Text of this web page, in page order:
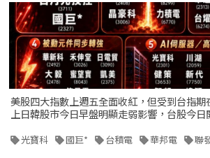
美股四大指數上週五全面收紅，但受到台指
上日韓股市今日早盤明顯走弱影響，台股今日
光寶科 國巨* 台積電 華邦電 聯